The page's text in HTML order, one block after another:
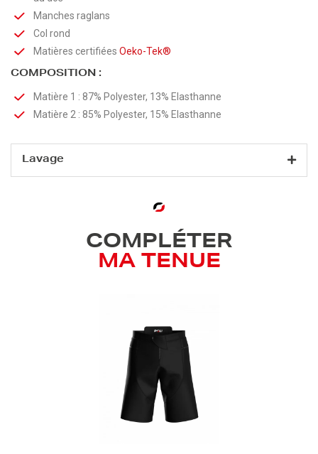
Manches raglans
Col rond
Matières certifiées Oeko-Tek®
COMPOSITION :
Matière 1 : 87% Polyester, 13% Elasthanne
Matière 2 : 85% Polyester, 15% Elasthanne
Lavage
COMPLÉTER
MA TENUE